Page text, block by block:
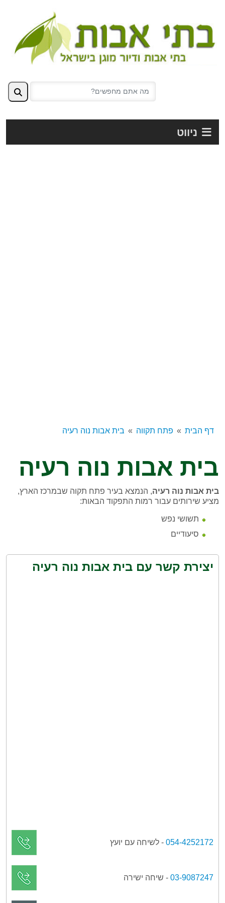
ניווט
דף הבית פתח תקווה בית אבות נוה רעיה
בית אבות נוה רעיה
בית אבות נוה רעיה, הנמצא בעיר פתח תקוה שבמרכז הארץ,
מציע שירותים עבור רמות התפקוד הבאות:
תשושי נפש
סיעודיים
יצירת קשר עם בית אבות נוה רעיה
054-4252172 - לשיחה עם יועץ
03-9087247 - שיחה ישירה